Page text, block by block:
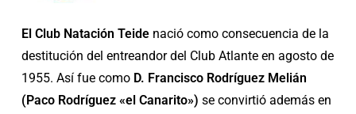
El Club Natación Teide nació como consecuencia de la
destitución del entreandor del Club Atlante en agosto de
1955. Así fue como D. Francisco Rodríguez Melián
(Paco Rodríguez «el Canarito») se convirtió además en